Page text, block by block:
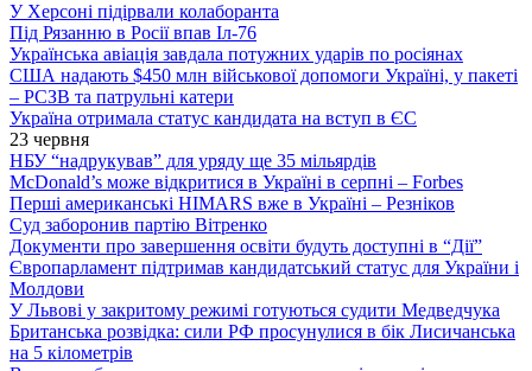
У Херсоні підірвали колаборанта
Під Рязанню в Росії впав Іл-76
Українська авіація завдала потужних ударів по росіянах
США надають $450 млн військової допомоги Україні, у пакеті
– РСЗВ та патрульні катери
Україна отримала статус кандидата на вступ в ЄС
23 червня
НБУ “надрукував” для уряду ще 35 мільярдів
McDonald’s може відкритися в Україні в серпні – Forbes
Перші американські HIMARS вже в Україні – Резніков
Суд заборонив партію Вітренко
Документи про завершення освіти будуть доступні в “Дії”
Європарламент підтримав кандидатський статус для України і
Молдови
У Львові у закритому режимі готуються судити Медведчука
Британська розвідка: сили РФ просунулися в бік Лисичанська
на 5 кілометрів